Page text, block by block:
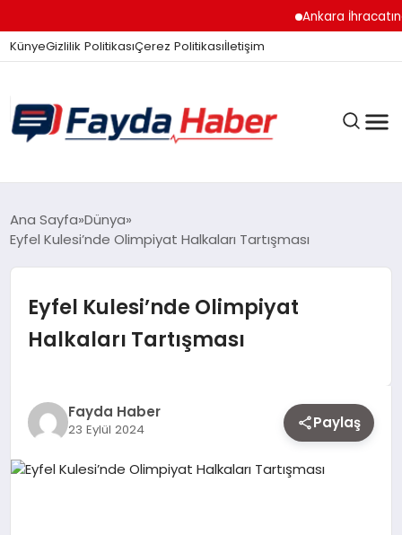
Ankara İhracatında
KünyeGizlilik PolitikasıÇerez Politikasıİletişim
GÜNDEM
TEKNOLOJI
EKONOMI
SIYASET
Ana Sayfa Dünya
Eyfel Kulesi’nde Olimpiyat Halkaları Tartışması
Eyfel Kulesi’nde Olimpiyat
Halkaları Tartışması
Fayda Haber
23 Eylül 2024 Paylaş